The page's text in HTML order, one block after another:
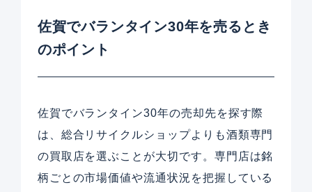
佐賀でバランタイン30年を売るとき
のポイント
佐賀でバランタイン30年の売却先を探す際
は、総合リサイクルショップよりも酒類専門
の買取店を選ぶことが大切です。専門店は銘
柄ごとの市場価値や流通状況を把握している